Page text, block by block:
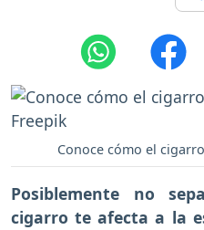
Conoce cómo el
Posiblemente no
cigarro te afecta a la